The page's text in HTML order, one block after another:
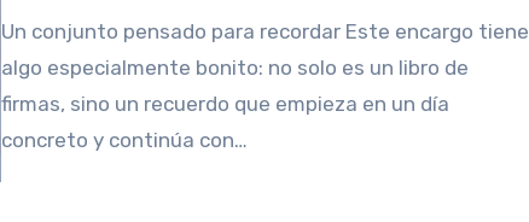
Un conjunto pensado para recordar Este encargo tiene
algo especialmente bonito: no solo es un libro de
firmas, sino un recuerdo que empieza en un día
concreto y continúa con…